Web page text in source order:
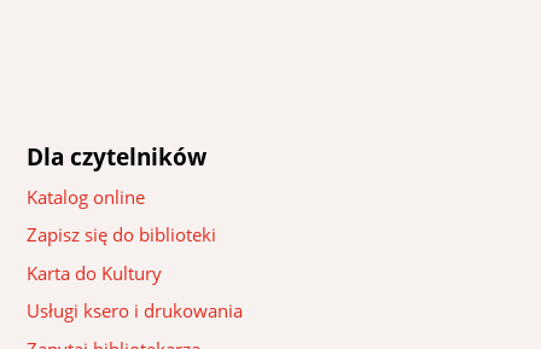
Dla czytelników
Katalog online
Zapisz się do biblioteki
Karta do Kultury
Usługi ksero i drukowania